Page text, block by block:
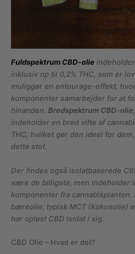
Fuldspektrum CBD-olie
inklusiv op til 0,2% THC, som er
muliggør en entourage-effekt,
komponenter samarbejder for at
hinanden.Bredspektrum CBD-olie
indeholder en bred vifte af
THC, hvilket gør den ideel for
dette stof.
Der findes også isolatbaserede
være de billigste, men indeholder
komponenter fra cannabisplanten.
bæreolie, typisk MCT (Kokosolie)
har opløst CBD isolat i sig.
CBD Olie – Hvad er det?